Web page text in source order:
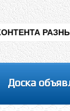
ТЕМ ,
Доска